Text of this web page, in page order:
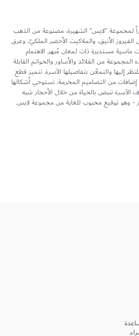
لمجموعة "لايس" الشهيرة، مصنوعة من الذهب
من الفيروز الأنيق، والملاكيت الأخضر الملكيّ، وعرق
ماسية مستديرة ذات لمعان مُبهر. الاهتمام
من القلائد والأساور والخواتم القابلة
إليها والتمعّن بتفاصيلها الآسرة. تتميز قطع
من التصاميم المخرمة، تستوحي أشكالها
الآسرة تنبض بالحياة من خلال الأحجار شبه
- وهو توقيع محبوب للغاية من مجموعة لايس.